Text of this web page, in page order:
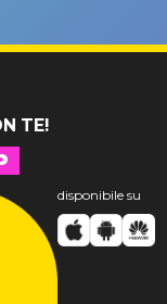
TE!
disponibile su